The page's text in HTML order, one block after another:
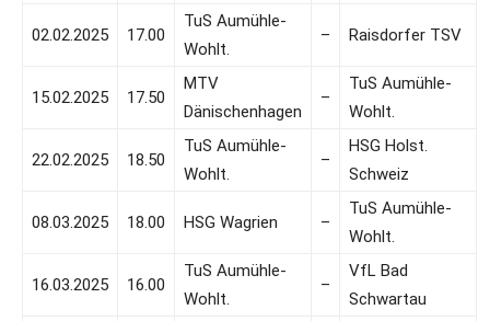
02.02.2025 17.00
TuS Aumühle-
Wohlt.
– Raisdorfer TSV
15.02.2025 17.50
MTV
Dänischenhagen
–
TuS Aumühle-
Wohlt.
22.02.2025 18.50
TuS Aumühle-
Wohlt.
–
HSG Holst.
Schweiz
08.03.2025 18.00 HSG Wagrien –
TuS Aumühle-
Wohlt.
16.03.2025 16.00
TuS Aumühle-
Wohlt.
–
VfL Bad
Schwartau